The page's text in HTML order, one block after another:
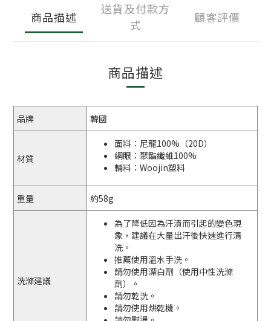
商品描述
送貨及付款方
式
顧客評價
商品描述
品牌 韓國
材質
面料：尼龍100%（20D）
網眼：聚酯纖維100%
輔料：Woojin塑料
重量 約58g
洗滌建議
為了降低因為汗漬而引起的變色現
象，建議在大量出汗後快速進行清
洗。
推薦使用溫水手洗。
請勿使用漂白劑（使用中性洗滌
劑）。
請勿乾洗。
請勿使用烘乾機。